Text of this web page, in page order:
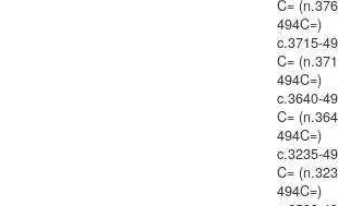
C=
494C=)
c.3715-
C=
494C=)
c.3640-
C=
494C=)
c.3235-
C=
494C=)